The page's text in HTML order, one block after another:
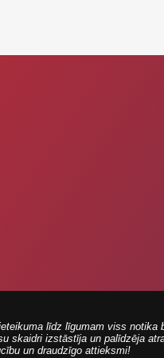
līdz līgumam viss notika
skaidri izstāstīja un palīdzēja
un draudzīgo attieksmi!